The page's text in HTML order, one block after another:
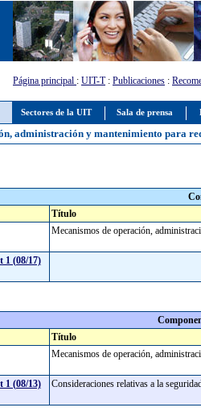
Sectores de la UIT Sala de prensa
Página principal : UIT-T: Publicaciones :
administración y mantenimiento para
Título
Mecanismos de operación,
1 (08/17)
Título
Mecanismos de operación,
1 (08/13) Consideraciones relativas a la